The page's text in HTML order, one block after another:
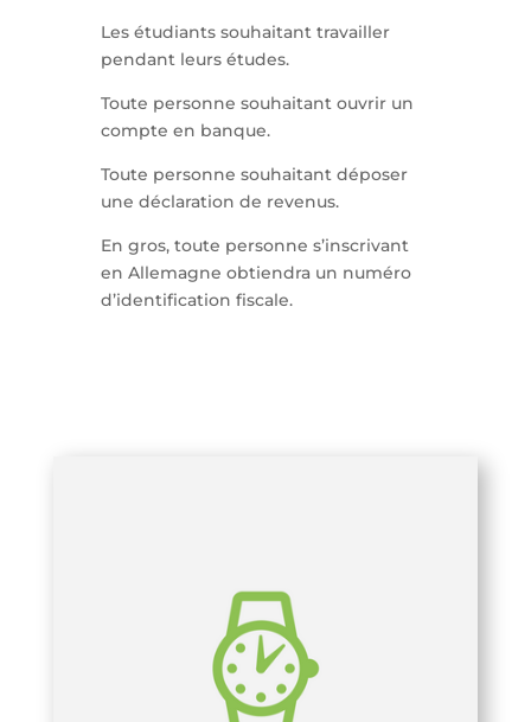
Les étudiants souhaitant travailler
pendant leurs études.
Toute personne souhaitant ouvrir un
compte en banque.
Toute personne souhaitant déposer
une déclaration de revenus.
En gros, toute personne s’inscrivant
en Allemagne obtiendra un numéro
d’identification fiscale.